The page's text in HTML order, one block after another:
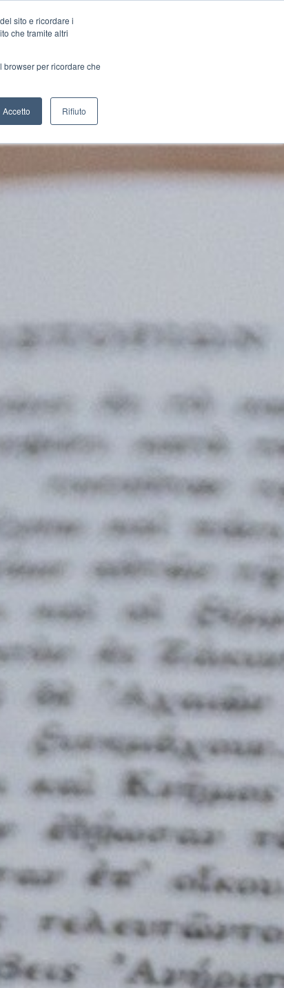
sito e ricordare i
che tramite altri
browser per ricordare che
Accetto Rifiuto